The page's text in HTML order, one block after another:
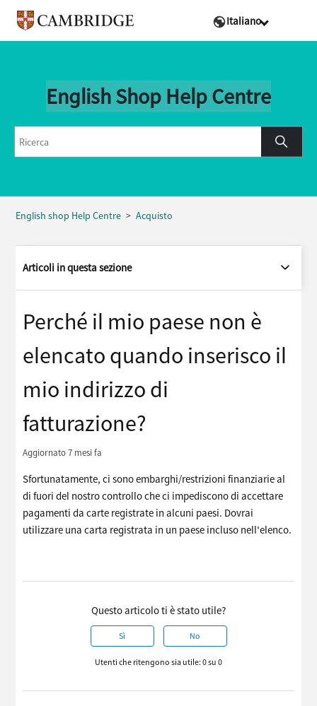
Italiano
English Shop Help Centre
English shop Help Centre Acquisto
Articoli in questa sezione
Perché il mio paese non è
elencato quando inserisco il
mio indirizzo di
fatturazione?
Aggiornato7 mesi fa
Sfortunatamente, ci sono embarghi/restrizioni finanziarie al
di fuori del nostro controllo che ci impediscono di accettare
pagamenti da carte registrate in alcuni paesi. Dovrai
utilizzare una carta registrata in un paese incluso nell'elenco.
Questo articolo ti è stato utile?
Sì No
Utenti che ritengono sia utile: 0 su 0